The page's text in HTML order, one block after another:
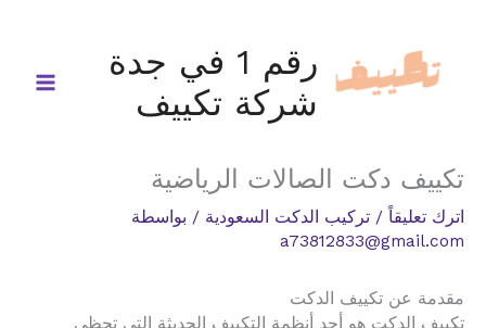
المحتوى
رقم 1 في جدة
شركة تكييف
تكييف دكت الصالات الرياضية
اترك تعليقاً / تركيب الدكت السعودية / بواسطة
a73812833@gmail.com
مقدمة عن تكييف الدكت
تكييف الدكت هو أحد أنظمة التكييف الحديثة التي تحظى